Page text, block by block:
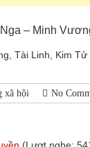
– Minh
Tài Linh, Kim Tử
xã hội No
(Lượt nghe: